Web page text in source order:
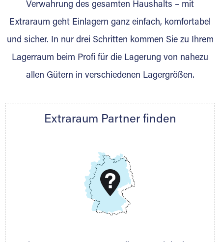
Marktgerechte Preise
Digitale Buchungsplattform
Gewinnung von Neukunden
Nachricht.
Telefon:+49 6145 5442 - 404
DMG Aktiengesellschaft
www.dmg-ag.com
Verwahrung des gesamten Haushalts – mit
Extraraum geht Einlagern ganz einfach, komfortabel
und sicher. In nur drei Schritten kommen Sie zu Ihrem
Lagerraum beim Profi für die Lagerung von nahezu
allen Gütern in verschiedenen Lagergrößen.
Extraraum Partner finden